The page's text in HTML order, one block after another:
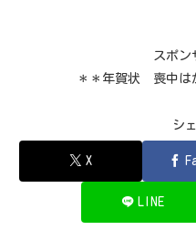
スポン
＊＊年賀状 喪中は
シ
X
LINE